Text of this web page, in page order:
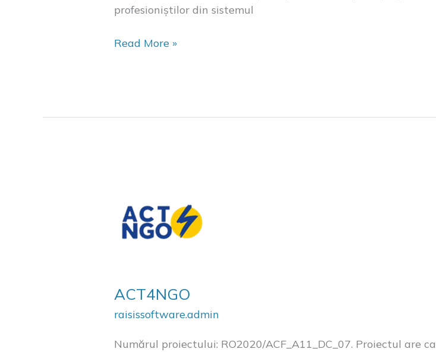
profesioniștilor din sistemul
Read More »
ACT4NGO
raisissoftware.admin
Numărul proiectului: RO2020/ACF_A11_DC_07. Proiectul are ca